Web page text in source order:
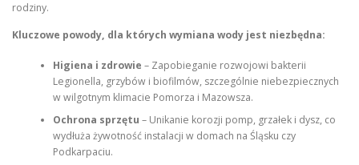
rodziny.
Kluczowe powody, dla których wymiana wody jest niezbędna:
Higiena i zdrowie – Zapobieganie rozwojowi bakterii
Legionella, grzybów i biofilmów, szczególnie niebezpiecznych
w wilgotnym klimacie Pomorza i Mazowsza.
Ochrona sprzętu – Unikanie korozji pomp, grzałek i dysz, co
wydłuża żywotność instalacji w domach na Śląsku czy
Podkarpaciu.